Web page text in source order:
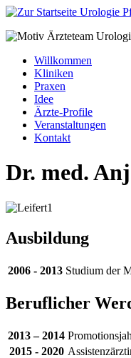
Willkommen
Kliniken
Praxen
Idee
Ärzte-Profile
Veranstaltungen
Kontakt
Dr. med.
Ausbildung
2006 - 2013 Studium der
Beruflicher
2013 – 2014
2015 - 2020